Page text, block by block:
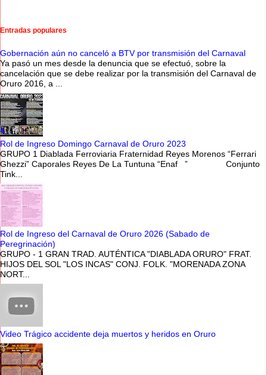
Entradas populares
Gobernación aún no canceló a BTV por transmisión del Carnaval
Ya pasó un mes desde la denuncia que se efectuó, sobre la
cancelación que se debe realizar por la transmisión del Carnaval de
Oruro 2016, a ...
Rol de Ingreso Domingo Carnaval de Oruro 2023
GRUPO 1 Diablada Ferroviaria Fraternidad Reyes Morenos “Ferrari
Ghezzi” Caporales Reyes De La Tuntuna “Enaf ” Conjunto
Tink...
Rol de Ingreso del Carnaval de Oruro 2026 (Sabado de
Peregrinación)
GRUPO - 1 GRAN TRAD. AUTÉNTICA "DIABLADA ORURO" FRAT.
HIJOS DEL SOL "LOS INCAS" CONJ. FOLK. "MORENADA ZONA
NORT...
Video Trágico accidente deja muertos y heridos en Oruro